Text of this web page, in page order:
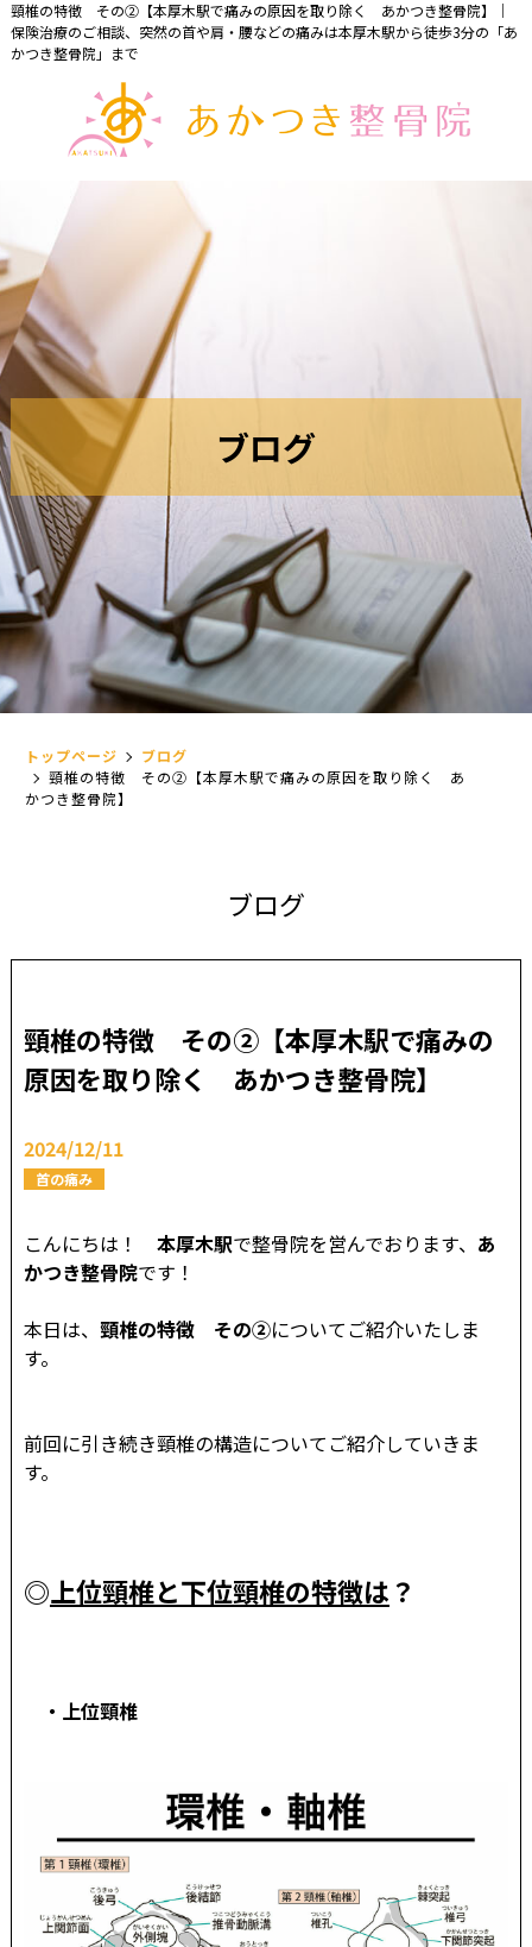
頸椎の特徴 その②【本厚木駅で痛みの原因を取り除く あかつき整骨院】｜
保険治療のご相談、突然の首や肩・腰などの痛みは本厚木駅から徒歩3分の「あ
かつき整骨院」まで
ブログ
トップページ
ブログ
頸椎の特徴 その②【本厚木駅で痛みの原因を取り除く あ
かつき整骨院】
ブログ
頸椎の特徴 その②【本厚木駅で痛みの
原因を取り除く あかつき整骨院】
2024/12/11
首の痛み
こんにちは！ 本厚木駅で整骨院を営んでおります、 あ
かつき整骨院です！
本日は、 頸椎の特徴 その②についてご紹介いたしま
す。
前回に引き続き頸椎の構造についてご紹介していきま
す。
◎上位頸椎と下位頸椎の特徴は？
・上位頸椎